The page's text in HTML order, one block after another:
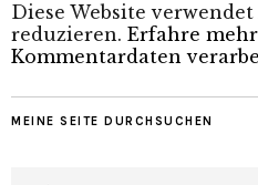
Diese Website
reduzieren. Erfahre
Kommentardaten
MEINE SEITE DURCHSUCHEN